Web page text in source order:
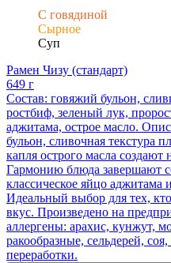
С говядиной
Сырное
Суп
Рамен Чизу (стандарт)
649 г
Состав: говяжий бульон,
ростбиф, зеленый лук,
аджитама, острое масло.
бульон, сливочная текстура
капля острого масла
Гармонию блюда завершают
классическое яйцо аджитама
Идеальный выбор для тех,
вкус. Произведено на
аллергены: арахис, кунжут,
ракообразные, сельдерей,
переработки.